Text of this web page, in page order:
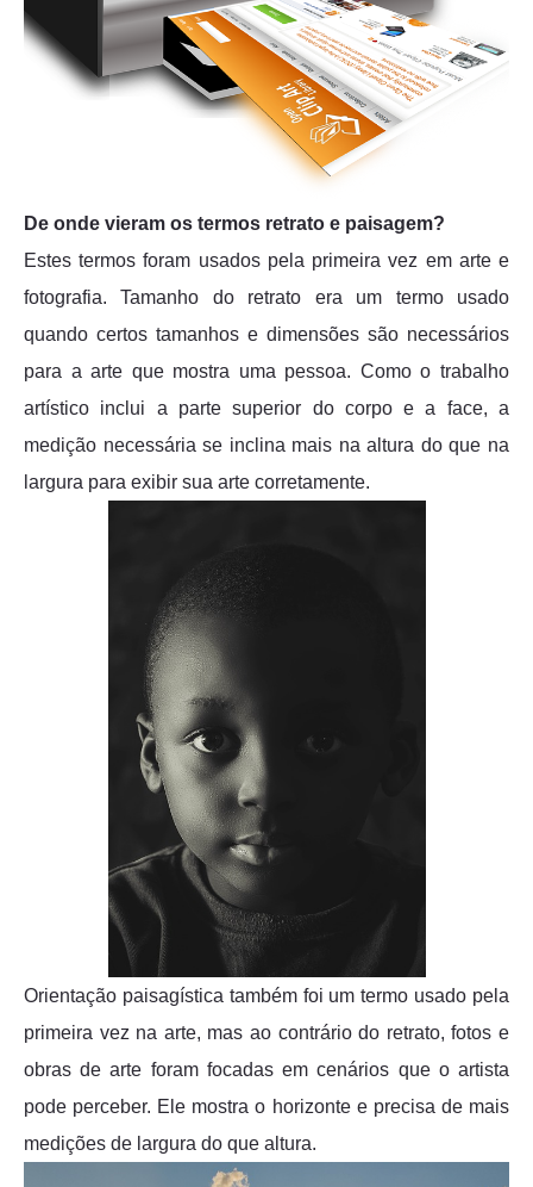
De onde vieram os termos retrato e paisagem?
Estes termos foram usados pela primeira vez em arte e
fotografia. Tamanho do retrato era um termo usado
quando certos tamanhos e dimensões são necessários
para a arte que mostra uma pessoa. Como o trabalho
artístico inclui a parte superior do corpo e a face, a
medição necessária se inclina mais na altura do que na
largura para exibir sua arte corretamente.
Orientação paisagística também foi um termo usado pela
primeira vez na arte, mas ao contrário do retrato, fotos e
obras de arte foram focadas em cenários que o artista
pode perceber. Ele mostra o horizonte e precisa de mais
medições de largura do que altura.